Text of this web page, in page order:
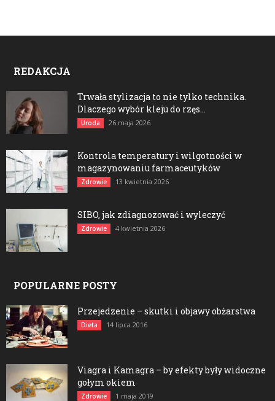
REDAKCJA
Trwała stylizacja to nie tylko technika.
Dlaczego wybór kleju do rzęs...
Uroda 26 maja 2026
Kontrola temperatury i wilgotności w
magazynowaniu farmaceutyków
Zdrowie 13 kwietnia 2026
SIBO, jak zdiagnozować i wyleczyć
Zdrowie 4 kwietnia 2026
POPULARNE POSTY
Przejedzenie – skutki i objawy obżarstwa
Dieta 14 lipca 2016
Viagra i Kamagra – by efekty były widoczne
gołym okiem
Zdrowie 1 maja 2019